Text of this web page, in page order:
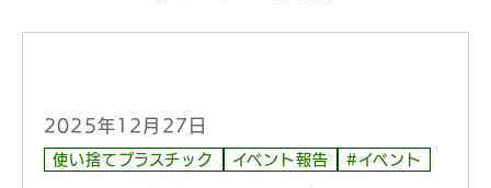
2025年12月27日
使い捨てプラスチック イベント報告 #イベント